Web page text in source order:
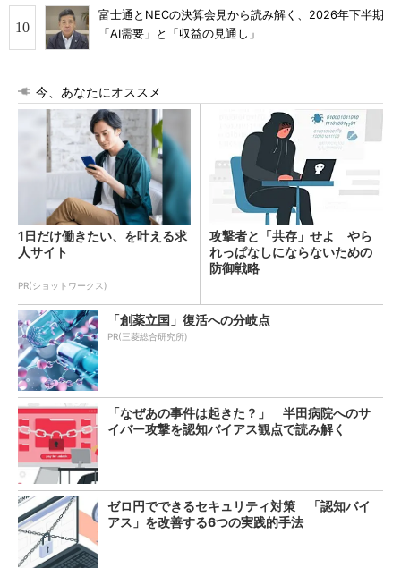
富士通とNECの決算会見から読み解く、2026年下半期
「AI需要」と「収益の見通し」
今、あなたにオススメ
1日だけ働きたい、を叶える求
人サイト
PR(ショットワークス)
攻撃者と「共存」せよ やら
れっぱなしにならないための
防御戦略
「創薬立国」復活への分岐点
PR(三菱総合研究所)
「なぜあの事件は起きた？」 半田病院へのサ
イバー攻撃を認知バイアス観点で読み解く
ゼロ円でできるセキュリティ対策 「認知バイ
アス」を改善する6つの実践的手法